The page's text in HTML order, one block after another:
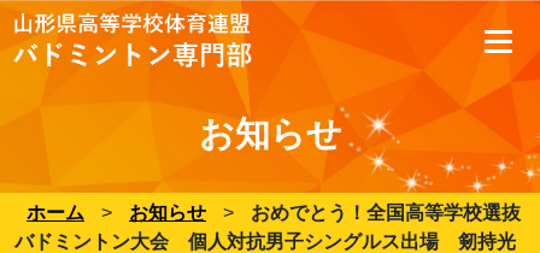
お知らせ
ホーム > お知らせ >
おめでとう！全国高等学校選抜
バドミントン大会 個人対抗男子シングルス出場 剱持光